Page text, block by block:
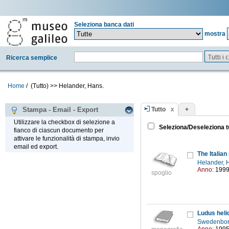
Seleziona banca dati
mostra
Ricerca semplice Tutti i
Home / (Tutto) >> Helander, Hans.
Stampa - Email - Export
Utilizzare la checkbox di selezione a
fianco di ciascun documento per
attivare le funzionalità di stampa, invio
email ed export.
Tutto +
Seleziona/Deseleziona
spoglio
The
Helander,
Anno: 1999
Ludus